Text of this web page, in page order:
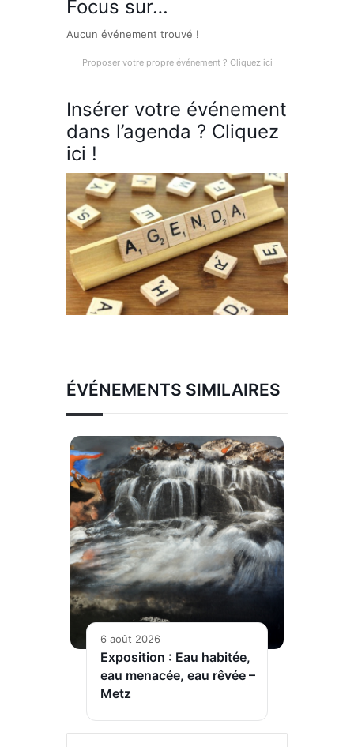
Focus sur…
Aucun événement trouvé !
Proposer votre propre événement ? Cliquez ici
Insérer votre événement
dans l’agenda ? Cliquez
ici !
ÉVÉNEMENTS SIMILAIRES
6 août 2026
Exposition : Eau habitée,
eau menacée, eau rêvée –
Metz